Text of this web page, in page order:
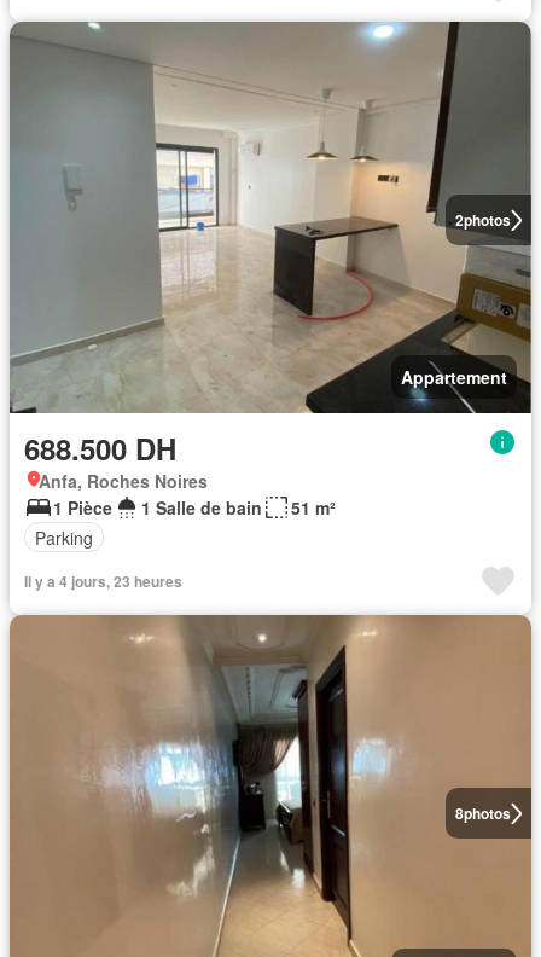
2photos
Appartement
688.500 DH
Anfa, Roches Noires
1 Pièce
1 Salle de bain
51 m²
Parking
Il y a 4 jours, 23 heures
8photos